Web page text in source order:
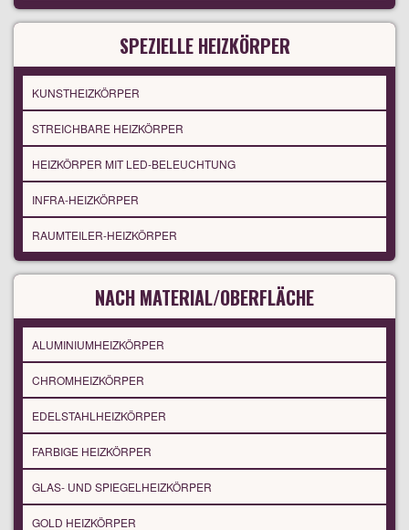
SPEZIELLE HEIZKÖRPER
KUNSTHEIZKÖRPER
STREICHBARE HEIZKÖRPER
HEIZKÖRPER MIT LED-BELEUCHTUNG
INFRA-HEIZKÖRPER
RAUMTEILER-HEIZKÖRPER
NACH MATERIAL/OBERFLÄCHE
ALUMINIUMHEIZKÖRPER
CHROMHEIZKÖRPER
EDELSTAHLHEIZKÖRPER
FARBIGE HEIZKÖRPER
GLAS- UND SPIEGELHEIZKÖRPER
GOLD HEIZKÖRPER